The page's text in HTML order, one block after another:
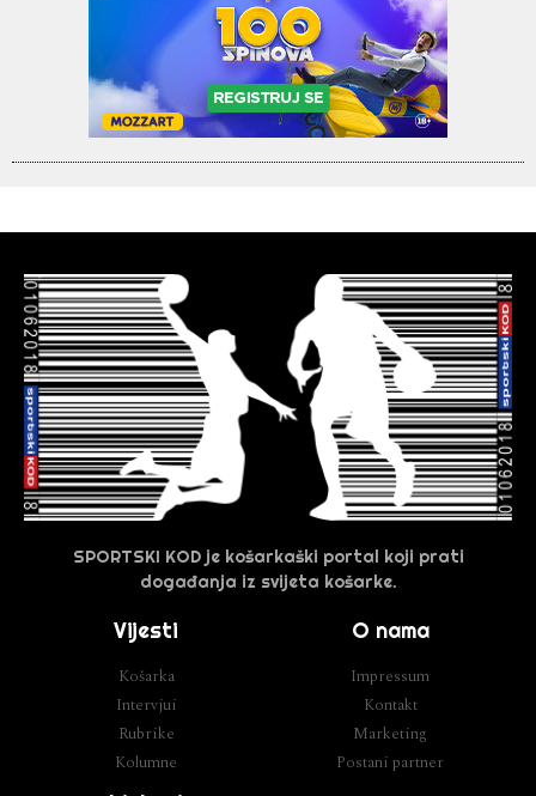
SPORTSKI KOD je košarkaški portal koji prati
događanja iz svijeta košarke.
Vijesti
Košarka
Intervjui
Rubrike
Kolumne
O nama
Impressum
Kontakt
Marketing
Postani partner